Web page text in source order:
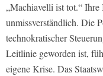
„Machiavelli ist tot.“
unmissverständlich. Die
technokratischer
Leitlinie geworden ist,
eigene Krise. Das